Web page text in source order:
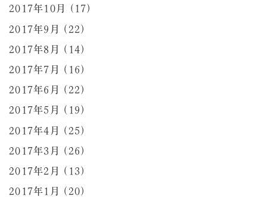
2017年10月 (17)
2017年9月 (22)
2017年8月 (14)
2017年7月 (16)
2017年6月 (22)
2017年5月 (19)
2017年4月 (25)
2017年3月 (26)
2017年2月 (13)
2017年1月 (20)